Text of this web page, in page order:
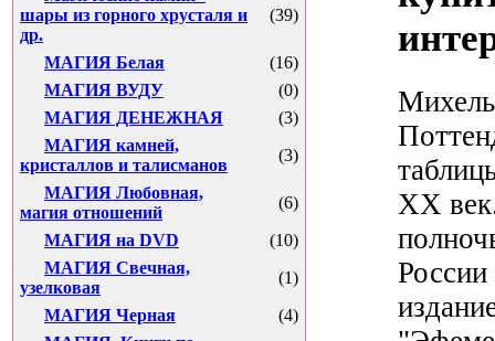
шары из горного хрусталя и
др.
(39)
МАГИЯ Белая
(16)
МАГИЯ ВУДУ
(0)
МАГИЯ ДЕНЕЖНАЯ
(3)
МАГИЯ камней,
кристаллов и талисманов
(3)
МАГИЯ Любовная,
магия отношений
(6)
МАГИЯ на DVD
(10)
МАГИЯ Свечная,
узелковая
(1)
МАГИЯ Черная
(4)
ХХ
России